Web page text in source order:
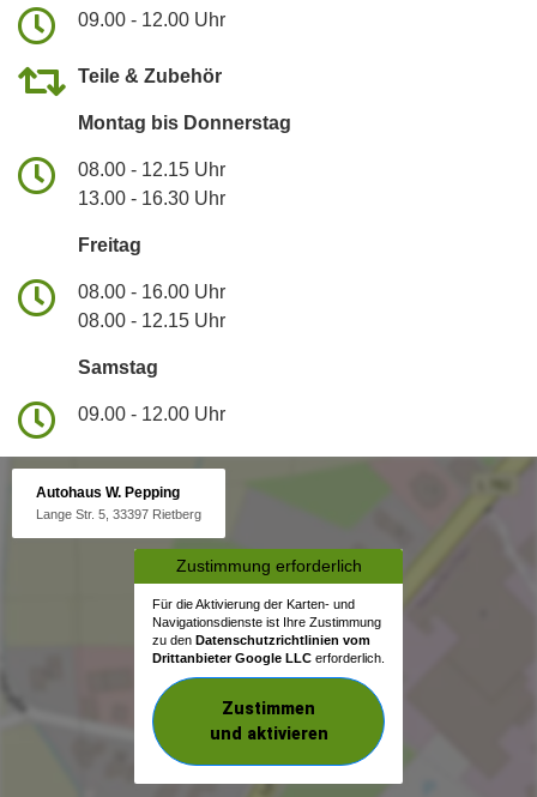
09.00 - 12.00 Uhr
Teile & Zubehör
Montag bis Donnerstag
08.00 - 12.15 Uhr
13.00 - 16.30 Uhr
Freitag
08.00 - 16.00 Uhr
08.00 - 12.15 Uhr
Samstag
09.00 - 12.00 Uhr
Autohaus W. Pepping
Lange Str. 5, 33397 Rietberg
Zustimmung erforderlich
Für die Aktivierung der Karten- und
Navigationsdienste ist Ihre Zustimmung
zu den Datenschutzrichtlinien vom
Drittanbieter Google LLC erforderlich.
Zustimmen
und aktivieren